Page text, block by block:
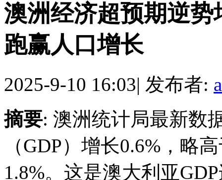
澳洲经济超预期逆
跑赢人口增长
2025-9-10 16:03| 发布者:
摘要: 澳洲统计局最新数
（GDP）增长0.6%，略
1.8%。这是澳大利亚